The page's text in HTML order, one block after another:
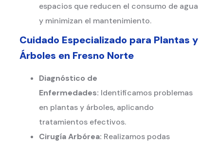
espacios que reducen el consumo de agua
y minimizan el mantenimiento.
Cuidado Especializado para Plantas y
Árboles en Fresno Norte
Diagnóstico de
Enfermedades: Identificamos problemas
en plantas y árboles, aplicando
tratamientos efectivos.
Cirugía Arbórea: Realizamos podas